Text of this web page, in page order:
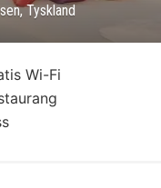
Tyskland
Wi-Fi